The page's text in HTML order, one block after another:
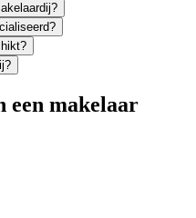
een makelaar